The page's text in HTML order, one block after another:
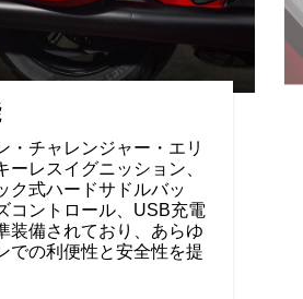
・チャレンジャー・エリ
ーレスイグニッション、
ク式ハードサドルバッ
コントロール、USB充電
装備されており、あらゆ
での利便性と安全性を提